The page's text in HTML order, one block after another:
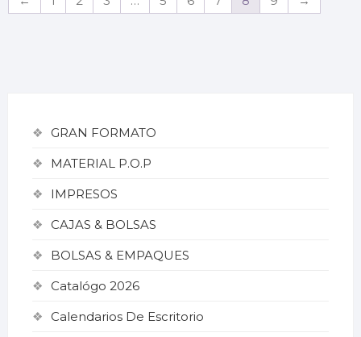
GRAN FORMATO
MATERIAL P.O.P
IMPRESOS
CAJAS & BOLSAS
BOLSAS & EMPAQUES
Catalógo 2026
Calendarios De Escritorio